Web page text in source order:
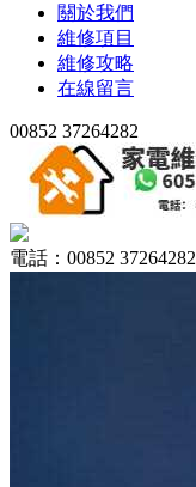
關於我們
維修項目
維修攻略
在線留言
00852 37264282
電話：00852 37264282